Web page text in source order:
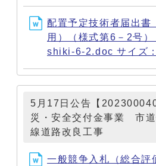
配置予定技術者届出書
用）（様式第6－2号
shiki-6-2.doc サイズ
5月17日公告【
災・安全交付金事業 市
線道路改良工事
一般競争入札（総合評